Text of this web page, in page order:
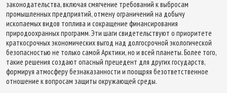
законодательства, включая смягчение требований к выбросам
промышленных предприятий, отмену ограничений на добычу
ископаемых видов топлива и сокращение финансирования
природоохранных программ. Эти шаги свидетельствуют о приоритете
краткосрочных экономических выгод над долгосрочной экологической
безопасностью не только самой Арктики, но и всей планеты. Более того,
такие решения создают опасный прецедент для других государств,
формируя атмосферу безнаказанности и поощряя безответственное
отношение к вопросам защиты окружающей среды.